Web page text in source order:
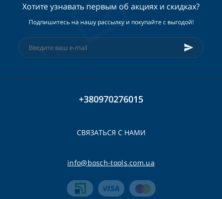
Хотите узнавать первым об акциях и скидках?
Подпишитесь на нашу рассылку и покупайте с выгодой!
+380970276015
СВЯЗАТЬСЯ С НАМИ
info@bosch-tools.com.ua